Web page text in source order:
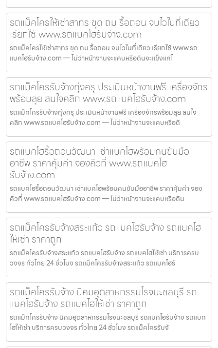
รถแม็คโครให้เช่าสาทร ขุด ถม รื้อถอน จบไวในที่เดียว
เรียกใช้ www.รถแบคโฮรับจ้าง.com
รถแม็คโครให้เช่าสาทร ขุด ถม รื้อถอน จบไวในที่เดียว เรียกใช้ www.รถ
แบคโฮรับจ้าง.com — ไม่ว่าหน้างานจะแคบหรือดินจะแข็งแค่ไ
รถแม็คโครรับจ้างทุ่งครุ ประเมินหน้างานฟรี เครื่องจักร
พร้อมลุย สนใจคลิก www.รถแบคโฮรับจ้าง.com
รถแม็คโครรับจ้างทุ่งครุ ประเมินหน้างานฟรี เครื่องจักรพร้อมลุย สนใจ
คลิก www.รถแบคโฮรับจ้าง.com — ไม่ว่าหน้างานจะแคบหรือดิ
รถแบคโฮรื้อถอนวัฒนา เช่าแบคโฮพร้อมคนขับมือ
อาชีพ ราคาคุ้มค่า จองคิวที่ www.รถแบคโฮ
รับจ้าง.com
รถแบคโฮรื้อถอนวัฒนา เช่าแบคโฮพร้อมคนขับมืออาชีพ ราคาคุ้มค่า จอง
คิวที่ www.รถแบคโฮรับจ้าง.com — ไม่ว่าหน้างานจะแคบหรือดิน
รถแม็คโครรับจ้างสระแก้ว รถแบคโฮรับจ้าง รถแบคโฮ
ให้เช่า ราคาถูก
รถแม็คโครรับจ้างสระแก้ว รถแบคโฮรับจ้าง รถแบคโฮให้เช่า บริการครบ
วงจร ทั่วไทย 24 ชั่วโมง รถแม็คโครรับจ้างสระแก้ว รถแบคโฮรั
รถแม็คโครรับจ้าง นิคมอุตสาหกรรมโรจนะชลบุรี รถ
แบคโฮรับจ้าง รถแบคโฮให้เช่า ราคาถูก
รถแม็คโครรับจ้าง นิคมอุตสาหกรรมโรจนะชลบุรี รถแบคโฮรับจ้าง รถแบค
โฮให้เช่า บริการครบวงจร ทั่วไทย 24 ชั่วโมง รถแม็คโครรับจ้